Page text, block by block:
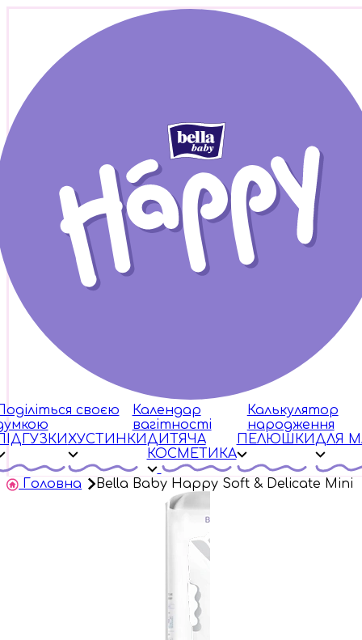
своєю
Календар
вагітності
Калькулятор
народження
ХУСТИНКИДИТЯЧА
КОСМЕТИКА
ПЕЛЮШКИДЛЯ
Головна Bella Baby Happy Soft & Delicate Mini